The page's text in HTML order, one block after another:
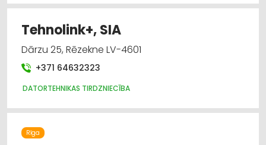
Tehnolink+, SIA
Dārzu 25, Rēzekne LV-4601
+371 64632323
DATORTEHNIKAS TIRDZNIECĪBA
Rīga